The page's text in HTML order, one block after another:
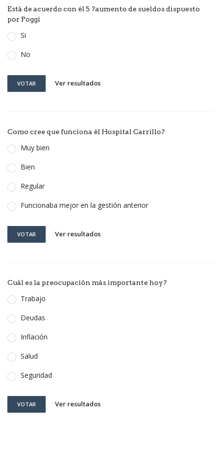
Está de acuerdo con él 5 ?aumento de sueldos dispuesto
por Poggi
Si
No
VOTAR Ver resultados
Como cree que funciona él Hospital Carrillo?
Muy bien
Bien
Regular
Funcionaba mejor en la gestión anterior
VOTAR Ver resultados
Cuál es la preocupación más importante hoy?
Trabajo
Deudas
Inflación
Salud
Seguridad
VOTAR Ver resultados